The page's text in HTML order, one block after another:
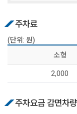
주차료
(단위: 원)
소 형
2,000
주차요금 감면차